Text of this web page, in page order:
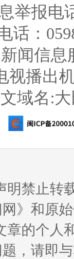
举报电
话：
闻信息
视播出
域名:
明禁止转
》和原
章的个人
，请即